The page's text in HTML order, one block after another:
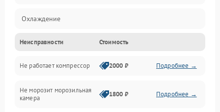
Охлаждение
Механика
Электропитание
Дренаж
Неисправности Стоимость
Не работает компрессор 2000 ₽ Подробнее →
Не морозит морозильная
камера
1800 ₽ Подробнее →